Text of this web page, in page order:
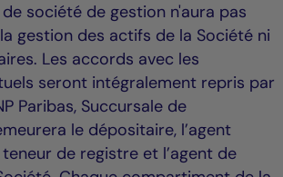
société de gestion n'aura pas
gestion des actifs de la Société ni
Les accords avec les
seront intégralement repris par
Paribas, Succursale de
le dépositaire, l’agent
de registre et l’agent de